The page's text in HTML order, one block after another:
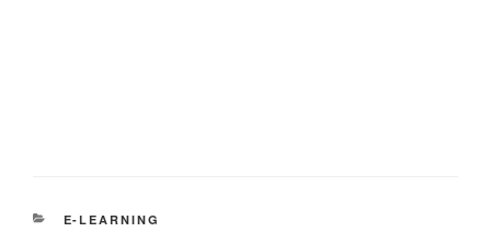
KATEGORIEN
E-LEARNING